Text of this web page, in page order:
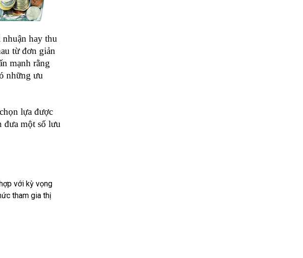
hay thu
từ đơn giản
mạnh rằng
những ưu
lựa được
đưa một số lưu
với kỳ vọng
tham gia thị